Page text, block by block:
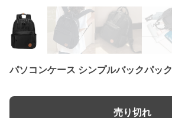
パソコンケース シンプルバックパック
売り切れ